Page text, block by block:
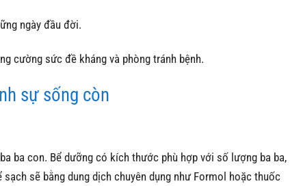
ngày đầu đời.
cường sức đề kháng và phòng tránh bệnh.
sự sống còn
ba con. Bể dưỡng có kích thước phù hợp với số lượng ba ba,
sẽ bằng dung dịch chuyên dụng như Formol hoặc thuốc